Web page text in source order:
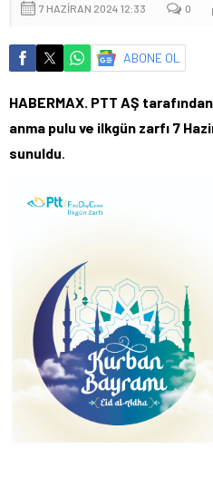
7 HAZIRAN 2024 12:33 0
ABONE OL
HABERMAX. PTT AŞ
anma pulu ve ilkgün zarfı 7
sunuldu